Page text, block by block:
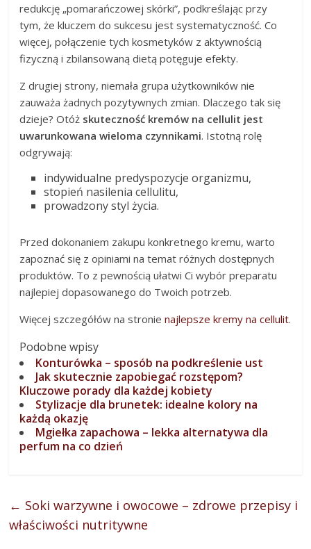
redukcję „pomarańczowej skórki”, podkreślając przy
tym, że kluczem do sukcesu jest systematyczność. Co
więcej, połączenie tych kosmetyków z aktywnością
fizyczną i zbilansowaną dietą potęguje efekty.
Z drugiej strony, niemała grupa użytkowników nie
zauważa żadnych pozytywnych zmian. Dlaczego tak się
dzieje? Otóż skuteczność kremów na cellulit jest
uwarunkowana wieloma czynnikami. Istotną rolę
odgrywają:
indywidualne predyspozycje organizmu,
stopień nasilenia cellulitu,
prowadzony styl życia.
Przed dokonaniem zakupu konkretnego kremu, warto
zapoznać się z opiniami na temat różnych dostępnych
produktów. To z pewnością ułatwi Ci wybór preparatu
najlepiej dopasowanego do Twoich potrzeb.
Więcej szczegółów na stronienajlepsze kremy na cellulit.
Podobne wpisy
Konturówka – sposób na podkreślenie ust
Jak skutecznie zapobiegać rozstępom?
Kluczowe porady dla każdej kobiety
Stylizacje dla brunetek: idealne kolory na
każdą okazję
Mgiełka zapachowa – lekka alternatywa dla
perfum na co dzień
← Soki warzywne i owocowe – zdrowe przepisy i
właściwości nutritywne